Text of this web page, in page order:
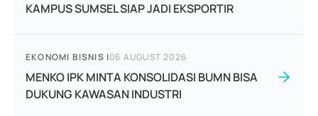
KAMPUS SUMSEL SIAP JADI EKSPORTIR
EKONOMI BISNIS |06 AUGUST 2026
MENKO IPK MINTA KONSOLIDASI BUMN BISA
DUKUNG KAWASAN INDUSTRI